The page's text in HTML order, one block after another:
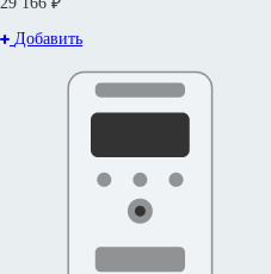
Добавить